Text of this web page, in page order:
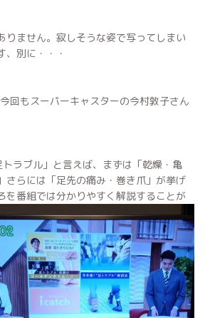
りません。寂しそうな姿で写ってしまい
別に・・・
回もスーパーキャスターの今村敦子さん
ラブル」と言えば、まずは「乾燥・亀
さらには「足先の痛み・巻き爪」が挙げ
を番組では分かりやすく解説することが